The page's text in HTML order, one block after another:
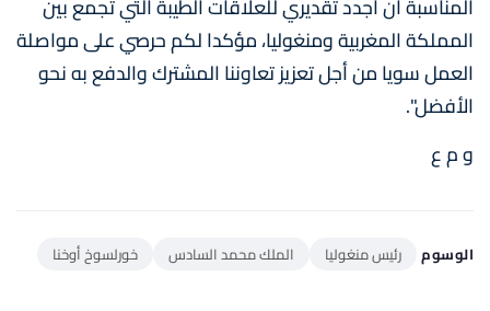
المناسبة أن أجدد تقديري للعلاقات الطيبة التي تجمع بين
المملكة المغربية ومنغوليا، مؤكدا لكم حرصي على مواصلة
العمل سويا من أجل تعزيز تعاوننا المشترك والدفع به نحو
الأفضل".
و م ع
الوسوم رئيس منغوليا الملك محمد السادس خورلسوخ أوخنا